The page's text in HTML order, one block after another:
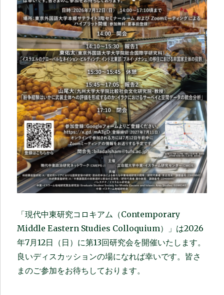
「現代中東研究コロキアム（Contemporary
Middle Eastern Studies Colloquium）」は2026
年7月12日（日）に第13回研究会を開催いたします。
良いディスカッションの場になれば幸いです。皆さ
まのご参加をお待ちしております。